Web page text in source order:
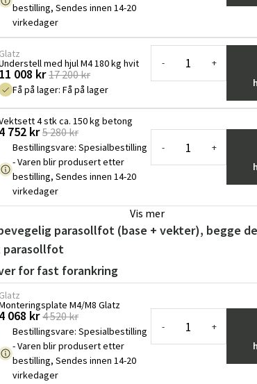
bestilling, Sendes innen 14-20
virkedager
Glatz
med hjul M4 180 kg hvit
11 008 kr 17 200 kr
Få på lager: Få på lager
- +
4 stk ca. 150 kg betong
4 752 kr 5 280 kr
Bestillingsvare: Spesialbestilling
- Varen blir produsert etter
bestilling, Sendes innen 14-20
virkedager
- +
Vis mer
parasollfot (base + vekter), begge
for fast forankring
Glatz
M4/M8 Glatz
4 068 kr 4 520 kr
Bestillingsvare: Spesialbestilling
- Varen blir produsert etter
bestilling, Sendes innen 14-20
virkedager
- +